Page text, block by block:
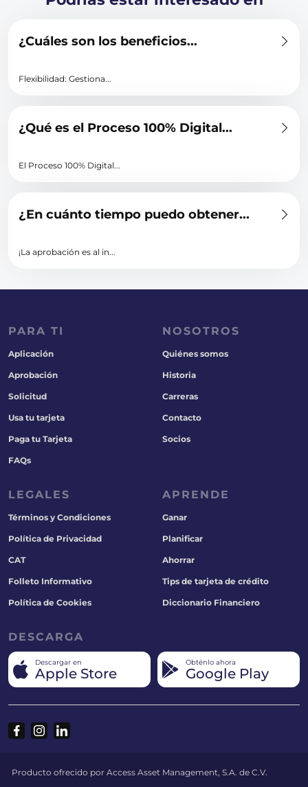
¿Cuáles son los beneficios...
Flexibilidad: Gestiona...
¿Qué es el Proceso 100% Digital...
El Proceso 100% Digital...
¿En cuánto tiempo puedo obtener...
¡La aprobación es al in...
PARA TI
Aplicación
Aprobación
Solicitud
Usa tu tarjeta
Paga tu Tarjeta
FAQs
NOSOTROS
Quiénes somos
Historia
Carreras
Contacto
Socios
LEGALES
Términos y Condiciones
Política de Privacidad
CAT
Folleto Informativo
Política de Cookies
APRENDE
Ganar
Planificar
Ahorrar
Tips de tarjeta de crédito
Diccionario Financiero
DESCARGA
Descargar en
Apple Store
Obténlo ahora
Google Play
Producto ofrecido por Access Asset Management, S.A. de C.V.